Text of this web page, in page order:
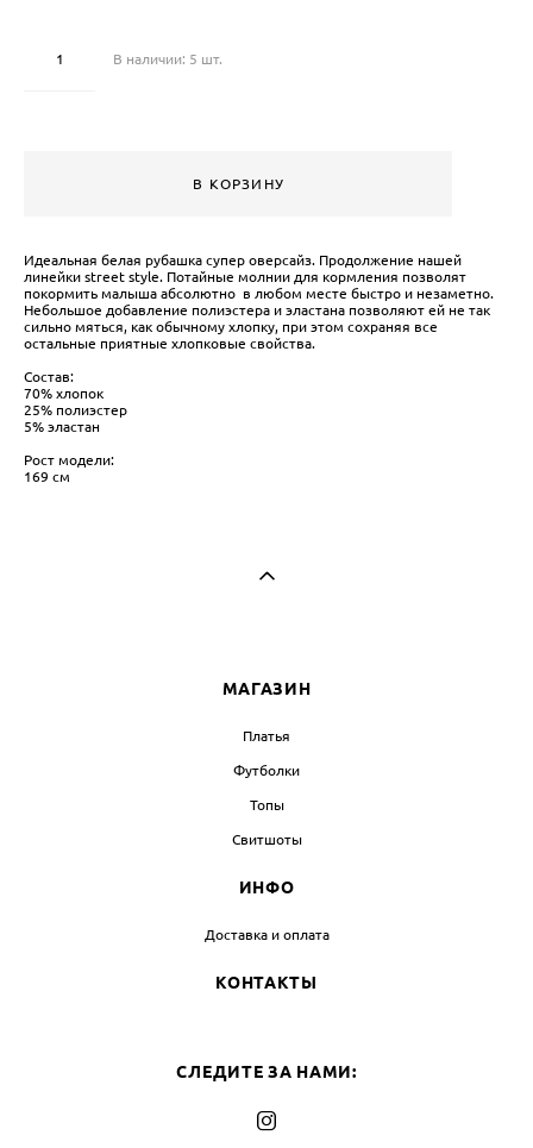
В наличии: 5 шт.
В КОРЗИНУ
Идеальная белая рубашка супер оверсайз. Продолжение нашей
линейки street style. Потайные молнии для кормления позволят
покормить малыша абсолютно в любом месте быстро и незаметно.
Небольшое добавление полиэстера и эластана позволяют ей не так
сильно мяться, как обычному хлопку, при этом сохраняя все
остальные приятные хлопковые свойства.
Состав:
70% хлопок
25% полиэстер
5% эластан
Рост модели:
169 см
МАГАЗИН
Платья
Футболки
Топы
Свитшоты
ИНФО
Доставка и оплата
КОНТАКТЫ
СЛЕДИТЕ ЗА НАМИ: